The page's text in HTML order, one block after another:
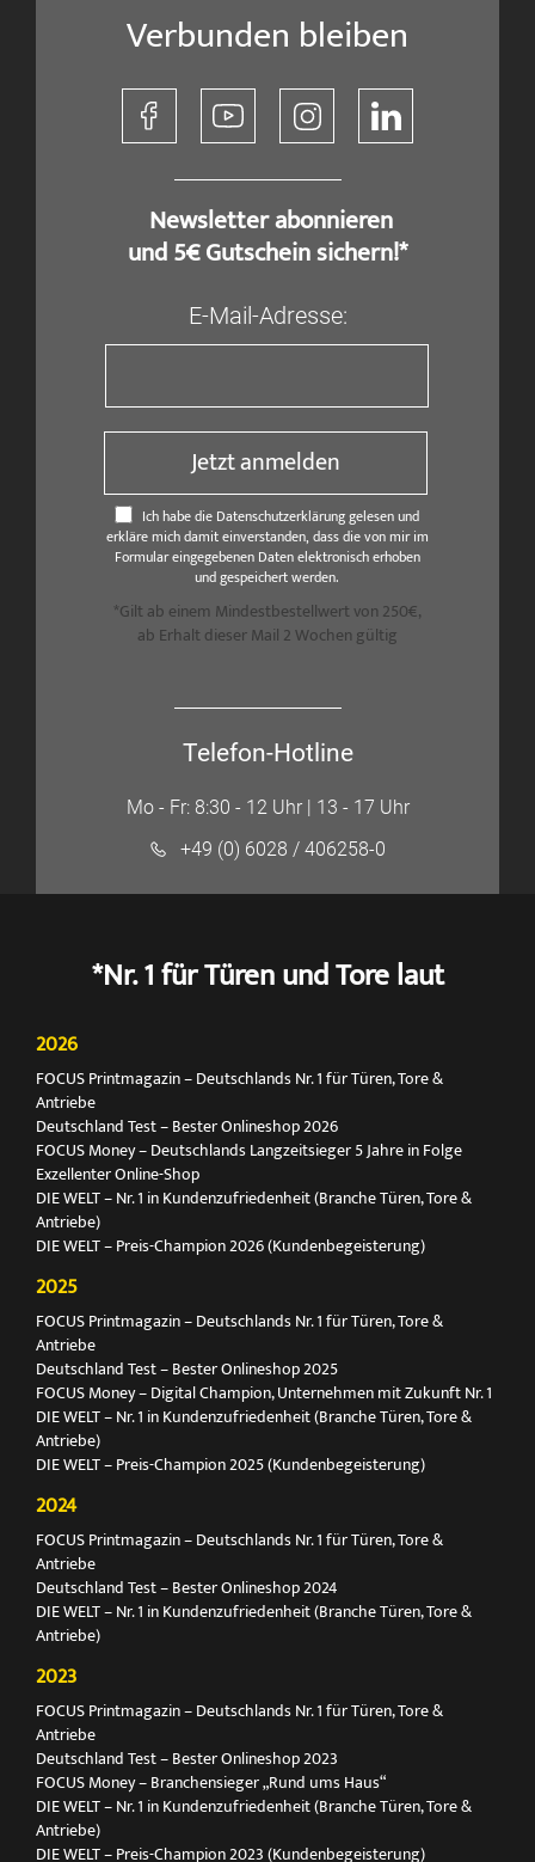
Verbunden bleiben
​ Newsletter abonnieren
und 5€ Gutschein sichern!*
E-Mail-Adresse:
Jetzt anmelden
Ich habe die Datenschutzerklärung gelesen und
erkläre mich damit einverstanden, dass die von mir im
Formular eingegebenen Daten elektronisch erhoben
und gespeichert werden.
*Gilt ab einem Mindestbestellwert von 250€,
ab Erhalt dieser Mail 2 Wochen gültig
Telefon-Hotline
Mo - Fr: 8:30 - 12 Uhr | 13 - 17 Uhr
+49 (0) 6028 / 406258-0
*Nr. 1 für Türen und Tore laut
2026
FOCUS Printmagazin – Deutschlands Nr. 1 für Türen, Tore &
Antriebe
Deutschland Test – Bester Onlineshop 2026
FOCUS Money – Deutschlands Langzeitsieger 5 Jahre in Folge
Exzellenter Online-Shop
DIE WELT – Nr. 1 in Kundenzufriedenheit (Branche Türen, Tore &
Antriebe)
DIE WELT – Preis-Champion 2026 (Kundenbegeisterung)
2025
FOCUS Printmagazin – Deutschlands Nr. 1 für Türen, Tore &
Antriebe
Deutschland Test – Bester Onlineshop 2025
FOCUS Money – Digital Champion, Unternehmen mit Zukunft Nr. 1
DIE WELT – Nr. 1 in Kundenzufriedenheit (Branche Türen, Tore &
Antriebe)
DIE WELT – Preis-Champion 2025 (Kundenbegeisterung)
2024
FOCUS Printmagazin – Deutschlands Nr. 1 für Türen, Tore &
Antriebe
Deutschland Test – Bester Onlineshop 2024
DIE WELT – Nr. 1 in Kundenzufriedenheit (Branche Türen, Tore &
Antriebe)
2023
FOCUS Printmagazin – Deutschlands Nr. 1 für Türen, Tore &
Antriebe
Deutschland Test – Bester Onlineshop 2023
FOCUS Money – Branchensieger „Rund ums Haus“
DIE WELT – Nr. 1 in Kundenzufriedenheit (Branche Türen, Tore &
Antriebe)
DIE WELT – Preis-Champion 2023 (Kundenbegeisterung)